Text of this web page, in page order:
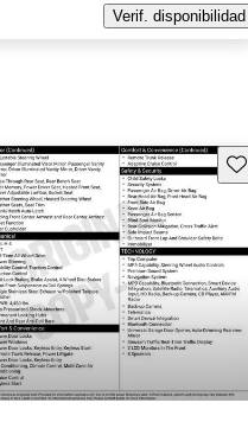
Verif. disponibilidad